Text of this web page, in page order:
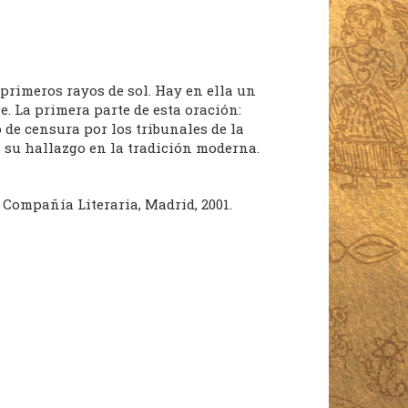
rayos de sol. Hay en ella un
La primera parte de esta oración:
de censura por los tribunales de la
hallazgo en la tradición moderna.
Compañía Literaria, Madrid, 2001.